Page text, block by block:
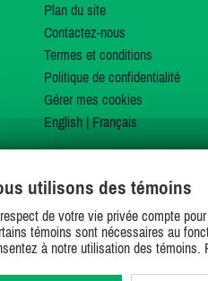
Plan du site
Contactez-nous
Termes et conditions
Politique de confidentialité
Gérer mes cookies
English| Français
utilisons des témoins
de votre vie privée compte
témoins sont nécessaires au
à notre utilisation des témoins.